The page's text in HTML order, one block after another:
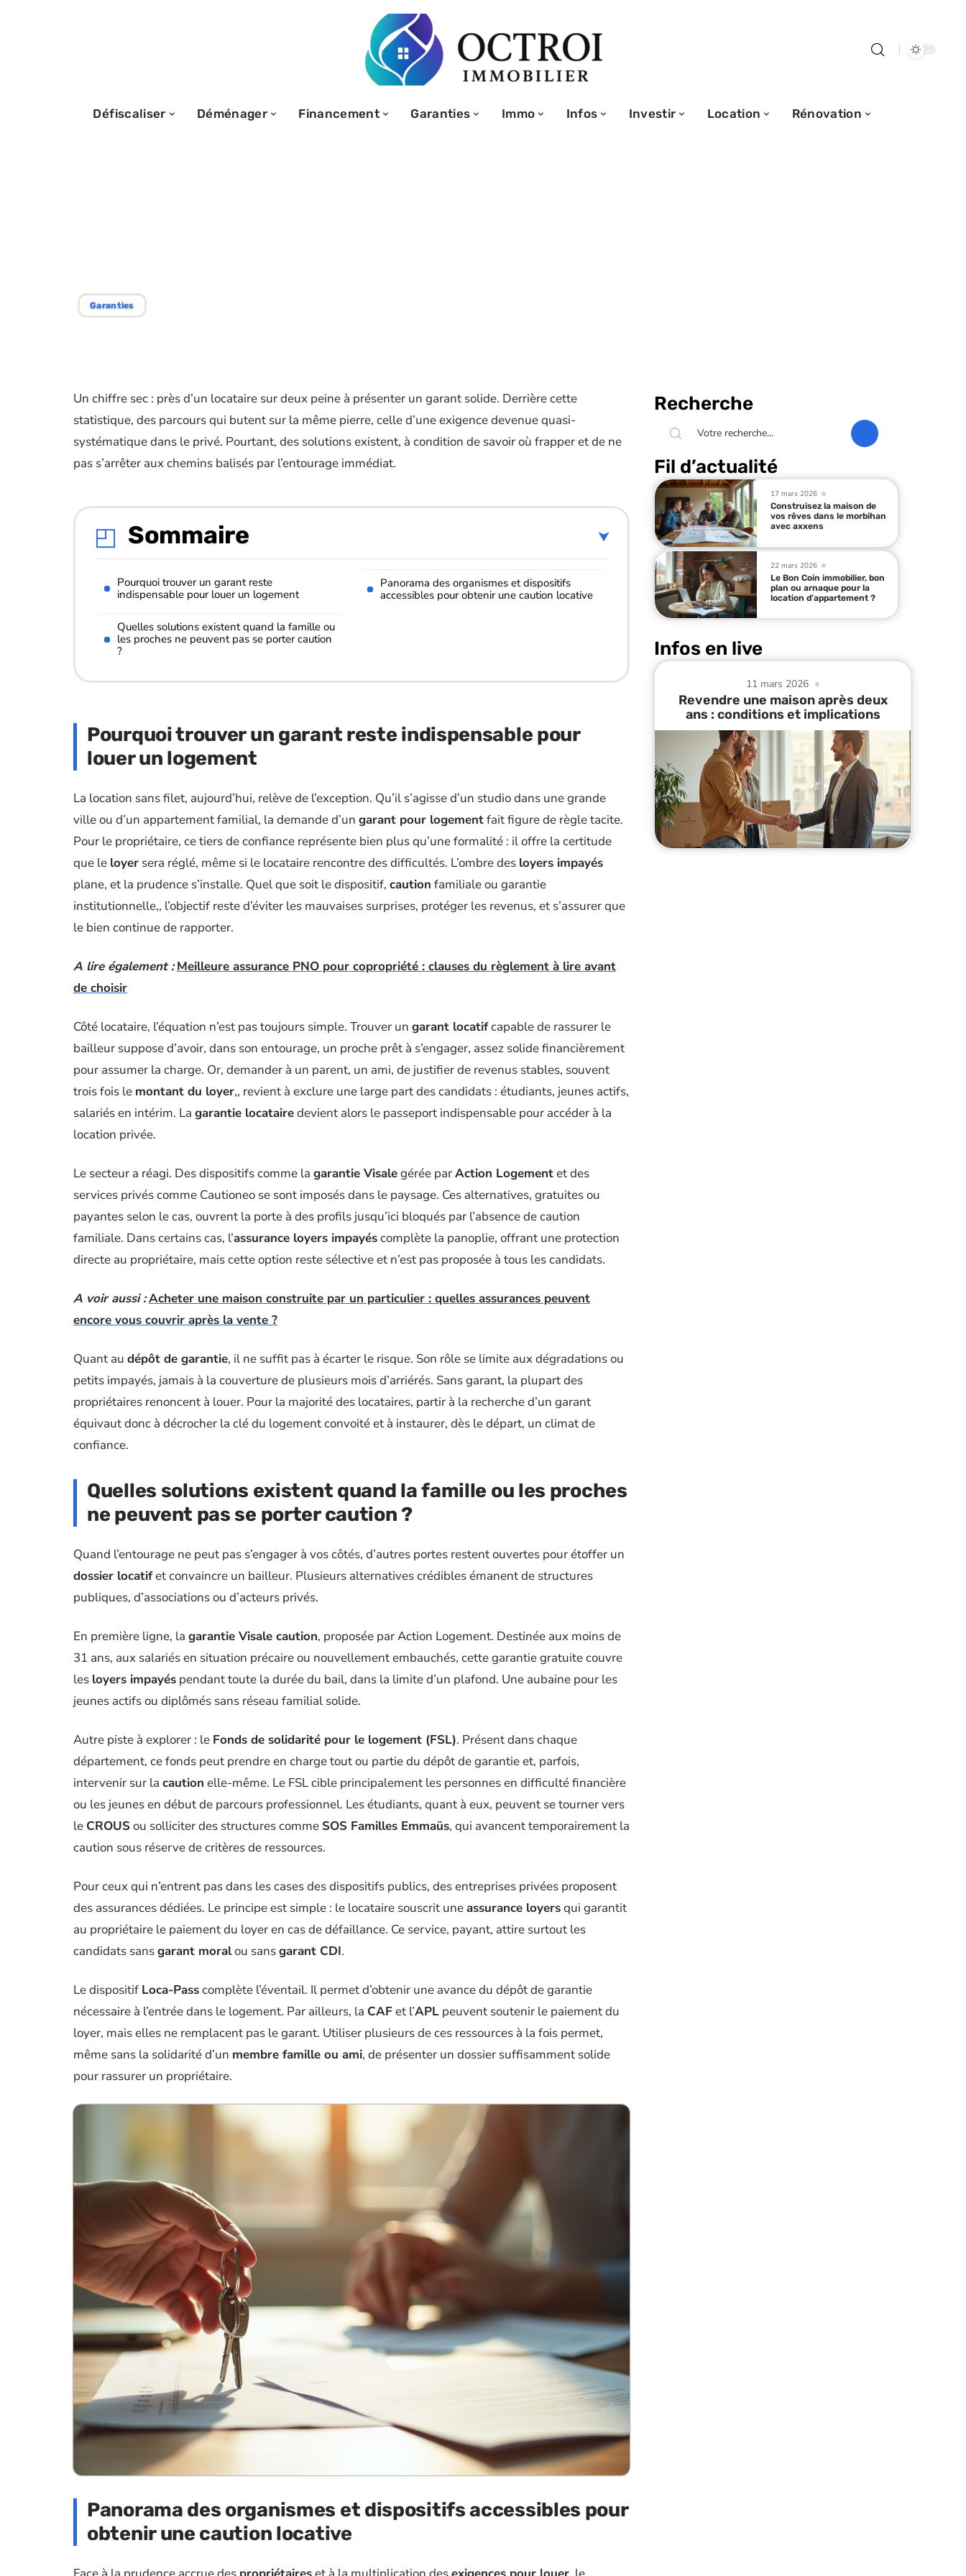
Défiscaliser Déménager Financement Garanties Immo Infos Investir Location Rénovation
Garanties
Un chiffre sec : près d’un locataire sur deux peine à présenter un garant solide. Derrière cette
statistique, des parcours qui butent sur la même pierre, celle d’une exigence devenue quasi-
systématique dans le privé. Pourtant, des solutions existent, à condition de savoir où frapper et de ne
pas s’arrêter aux chemins balisés par l’entourage immédiat.
Sommaire
Pourquoi trouver un garant reste
indispensable pour louer un logement
Quelles solutions existent quand la famille ou
les proches ne peuvent pas se porter caution
?
Panorama des organismes et dispositifs
accessibles pour obtenir une caution locative
Pourquoi trouver un garant reste indispensable pour
louer un logement
La location sans filet, aujourd’hui, relève de l’exception. Qu’il s’agisse d’un studio dans une grande
ville ou d’un appartement familial, la demande d’un garant pour logementfait figure de règle tacite.
Pour le propriétaire, ce tiers de confiance représente bien plus qu’une formalité : il offre la certitude
que le loyer sera réglé, même si le locataire rencontre des difficultés. L’ombre des loyers impayés
plane, et la prudence s’installe. Quel que soit le dispositif, caution familiale ou garantie
institutionnelle,, l’objectif reste d’éviter les mauvaises surprises, protéger les revenus, et s’assurer que
le bien continue de rapporter.
A lire également : Meilleure assurance PNO pour copropriété : clauses du règlement à lire avant
de choisir
Côté locataire, l’équation n’est pas toujours simple. Trouver un garant locatifcapable de rassurer le
bailleur suppose d’avoir, dans son entourage, un proche prêt à s’engager, assez solide financièrement
pour assumer la charge. Or, demander à un parent, un ami, de justifier de revenus stables, souvent
trois fois le montant du loyer,, revient à exclure une large part des candidats : étudiants, jeunes actifs,
salariés en intérim. La garantie locatairedevient alors le passeport indispensable pour accéder à la
location privée.
Le secteur a réagi. Des dispositifs comme la garantie Visalegérée parAction Logementet des
services privés comme Cautioneo se sont imposés dans le paysage. Ces alternatives, gratuites ou
payantes selon le cas, ouvrent la porte à des profils jusqu’ici bloqués par l’absence de caution
familiale. Dans certains cas, l’assurance loyers impayéscomplète la panoplie, offrant une protection
directe au propriétaire, mais cette option reste sélective et n’est pas proposée à tous les candidats.
A voir aussi :Acheter une maison construite par un particulier : quelles assurances peuvent
encore vous couvrir après la vente ?
Quant au dépôt de garantie, il ne suffit pas à écarter le risque. Son rôle se limite aux dégradations ou
petits impayés, jamais à la couverture de plusieurs mois d’arriérés. Sans garant, la plupart des
propriétaires renoncent à louer. Pour la majorité des locataires, partir à la recherche d’un garant
équivaut donc à décrocher la clé du logement convoité et à instaurer, dès le départ, un climat de
confiance.
Quelles solutions existent quand la famille ou les proches
ne peuvent pas se porter caution ?
Quand l’entourage ne peut pas s’engager à vos côtés, d’autres portes restent ouvertes pour étoffer un
dossier locatifet convaincre un bailleur. Plusieurs alternatives crédibles émanent de structures
publiques, d’associations ou d’acteurs privés.
En première ligne, la garantie Visale caution, proposée par Action Logement. Destinée aux moins de
31 ans, aux salariés en situation précaire ou nouvellement embauchés, cette garantie gratuite couvre
les loyers impayés pendant toute la durée du bail, dans la limite d’un plafond. Une aubaine pour les
jeunes actifs ou diplômés sans réseau familial solide.
Autre piste à explorer : le Fonds de solidarité pour le logement (FSL). Présent dans chaque
département, ce fonds peut prendre en charge tout ou partie du dépôt de garantie et, parfois,
intervenir sur la caution elle-même. Le FSL cible principalement les personnes en difficulté financière
ou les jeunes en début de parcours professionnel. Les étudiants, quant à eux, peuvent se tourner vers
le CROUSou solliciter des structures comme SOS Familles Emmaüs, qui avancent temporairement la
caution sous réserve de critères de ressources.
Pour ceux qui n’entrent pas dans les cases des dispositifs publics, des entreprises privées proposent
des assurances dédiées. Le principe est simple : le locataire souscrit uneassurance loyersqui garantit
au propriétaire le paiement du loyer en cas de défaillance. Ce service, payant, attire surtout les
candidats sansgarant moralou sansgarant CDI.
Le dispositif Loca-Passcomplète l’éventail. Il permet d’obtenir une avance du dépôt de garantie
nécessaire à l’entrée dans le logement. Par ailleurs, la CAFet l’APL peuvent soutenir le paiement du
loyer, mais elles ne remplacent pas le garant. Utiliser plusieurs de ces ressources à la fois permet,
même sans la solidarité d’un membre famille ou ami, de présenter un dossier suffisamment solide
pour rassurer un propriétaire.
Panorama des organismes et dispositifs accessibles pour
obtenir une caution locative
Recherche
Fil d’actualité
17 mars 2026
Construisez la maison de
vos rêves dans le morbihan
avec axxens
22 mars 2026
Le Bon Coin immobilier, bon
plan ou arnaque pour la
location d’appartement ?
Infos en live
11 mars 2026
Revendre une maison après deux
ans : conditions et implications